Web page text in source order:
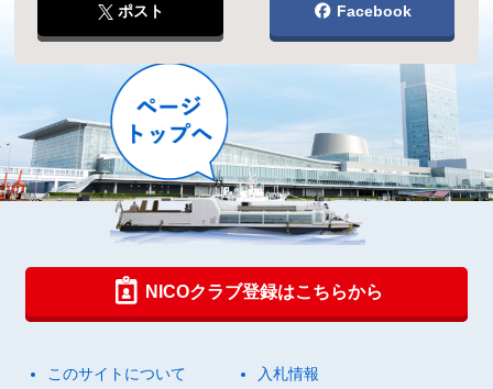
ポスト Facebook
NICOクラブ登録はこちらから
このサイトについて 入札情報